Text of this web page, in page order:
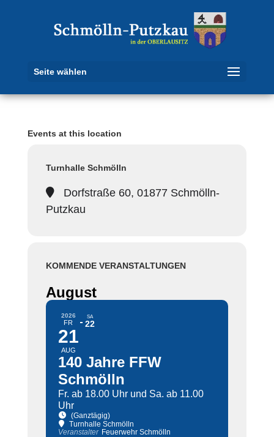
Seite wählen
Events at this location
Turnhalle Schmölln
Dorfstraße 60, 01877 Schmölln-
Putzkau
KOMMENDE VERANSTALTUNGEN
August
2026
FR
21
AUG
SA
22
140 Jahre FFW
Schmölln
Fr. ab 18.00 Uhr und Sa. ab 11.00
Uhr
(Ganztägig)
Turnhalle Schmölln
Veranstalter Feuerwehr Schmölln